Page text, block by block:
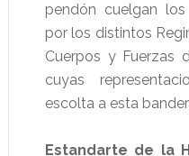
pendón cuelgan
por los distintos
Cuerpos y Fuerzas
cuyas
escolta a esta
Estandarte de la